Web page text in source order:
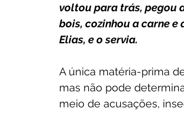
voltou para trás, pegou
bois, cozinhou a carne e
Elias, e o servia.
A única matéria-prima
mas não pode
meio de acusações,